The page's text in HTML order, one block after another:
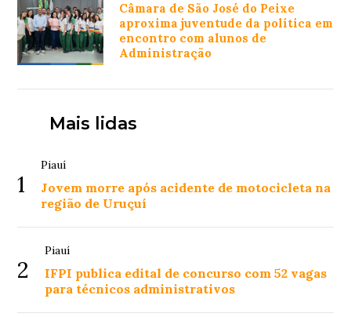
Câmara de São José do Peixe
aproxima juventude da política em
encontro com alunos de
Administração
Mais lidas
1
Piauí
Jovem morre após acidente de motocicleta na
região de Uruçuí
2
Piauí
IFPI publica edital de concurso com 52 vagas
para técnicos administrativos